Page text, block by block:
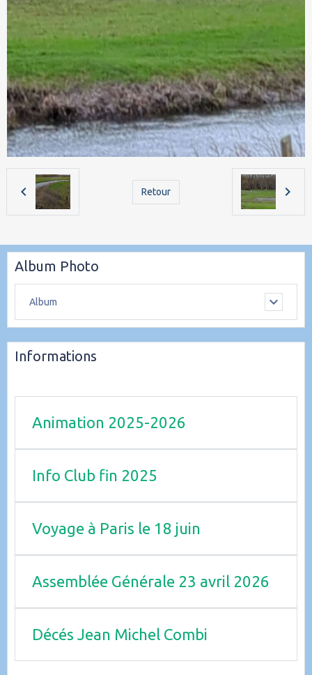
Retour
Album Photo
Album
Informations
Animation 2025-2026
Info Club fin 2025
Voyage à Paris le 18 juin
Assemblée Générale 23 avril 2026
Décés Jean Michel Combi